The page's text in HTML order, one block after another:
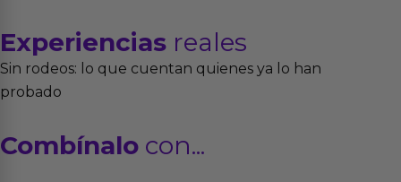
Experiencias reales
Sin rodeos: lo que cuentan quienes ya lo han
probado
Combínalo con...